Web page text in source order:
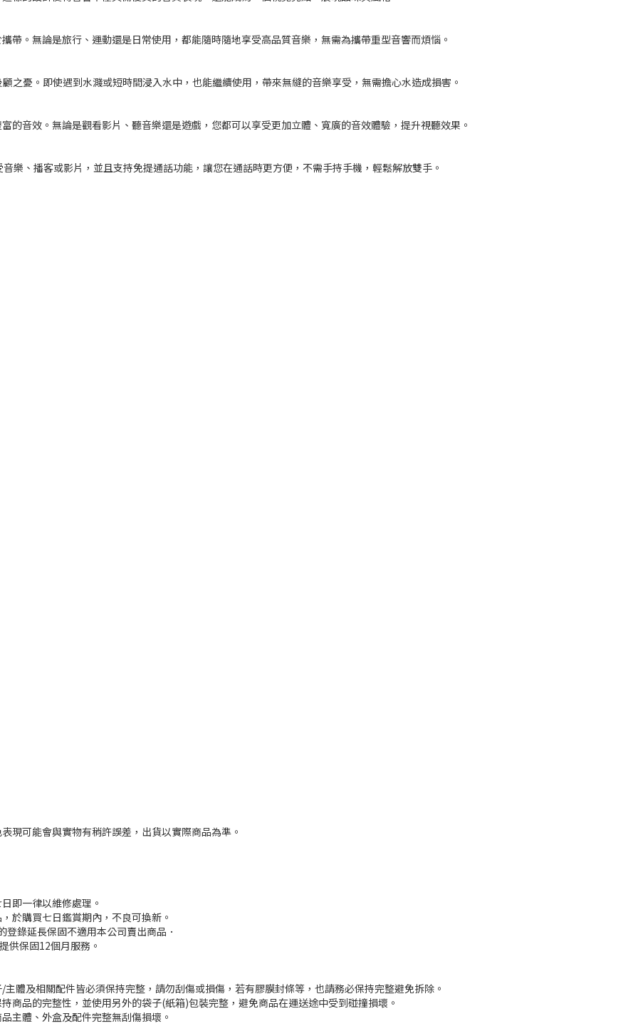
帶。無論是旅行、運動還是日常使用，都能隨時隨地享受高品質音樂，無需為攜帶重型音響而煩惱。
之憂。即使遇到水濺或短時間浸入水中，也能繼續使用，帶來無縫的音樂享受，無需擔心水造成損害。
的音效。無論是觀看影片、聽音樂還是遊戲，您都可以享受更加立體、寬廣的音效體驗，提升視聽效果。
樂、播客或影片，並且支持免提通話功能，讓您在通話時更方便，不需手持手機，輕鬆解放雙手。
現可能會與實物有稍許誤差，出貨以實際商品為準。
即一律以維修處理。
於購買七日鑑賞期內，不良可換新。
錄延長保固不適用本公司賣出商品．
供保固12個月服務。
體及相關配件皆必須保持完整，請勿刮傷或損傷，若有膠膜封條等，也請務必保持完整避免拆除。
品的完整性，並使用另外的袋子(紙箱)包裝完整，避免商品在運送途中受到碰撞損壞。
主體、外盒及配件完整無刮傷損壞。